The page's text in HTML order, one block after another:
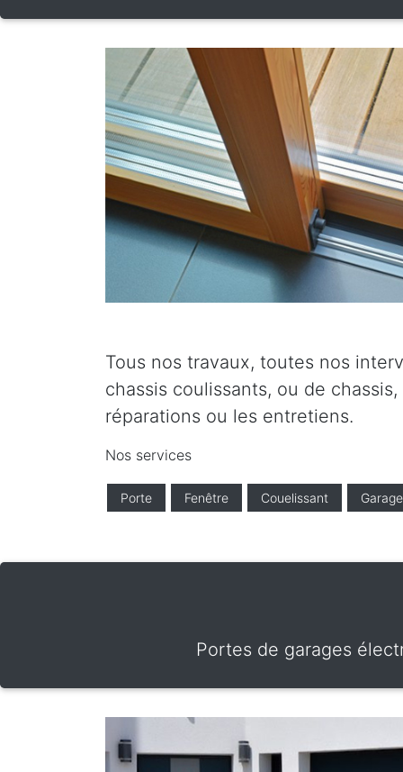
Tous nos travaux, toutes nos
chassis coulissants, ou de
réparations ou les entretiens.
Nos services
Porte Fenêtre Couelissant Garage
Portes de garages